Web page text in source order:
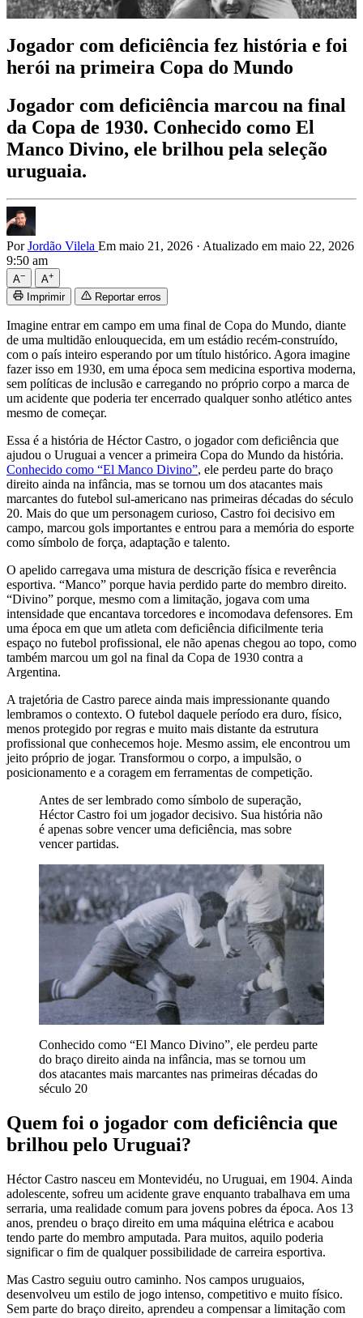
Jogador com deficiência fez história e foi
herói na primeira Copa do Mundo
Jogador com deficiência marcou na final
da Copa de 1930. Conhecido como El
Manco Divino, ele brilhou pela seleção
uruguaia.
PorJordão Vilela Em maio 21, 2026 · Atualizado em maio 22, 2026
9:50 am
A− A+
Imprimir Reportar erros
Imagine entrar em campo em uma final de Copa do Mundo, diante
de uma multidão enlouquecida, em um estádio recém-construído,
com o país inteiro esperando por um título histórico. Agora imagine
fazer isso em 1930, em uma época sem medicina esportiva moderna,
sem políticas de inclusão e carregando no próprio corpo a marca de
um acidente que poderia ter encerrado qualquer sonho atlético antes
mesmo de começar.
Essa é a história de Héctor Castro, o jogador com deficiência que
ajudou o Uruguai a vencer a primeira Copa do Mundo da história.
Conhecido como “El Manco Divino”, ele perdeu parte do braço
direito ainda na infância, mas se tornou um dos atacantes mais
marcantes do futebol sul-americano nas primeiras décadas do século
20. Mais do que um personagem curioso, Castro foi decisivo em
campo, marcou gols importantes e entrou para a memória do esporte
como símbolo de força, adaptação e talento.
O apelido carregava uma mistura de descrição física e reverência
esportiva. “Manco” porque havia perdido parte do membro direito.
“Divino” porque, mesmo com a limitação, jogava com uma
intensidade que encantava torcedores e incomodava defensores. Em
uma época em que um atleta com deficiência dificilmente teria
espaço no futebol profissional, ele não apenas chegou ao topo, como
também marcou um gol na final da Copa de 1930 contra a
Argentina.
A trajetória de Castro parece ainda mais impressionante quando
lembramos o contexto. O futebol daquele período era duro, físico,
menos protegido por regras e muito mais distante da estrutura
profissional que conhecemos hoje. Mesmo assim, ele encontrou um
jeito próprio de jogar. Transformou o corpo, a impulsão, o
posicionamento e a coragem em ferramentas de competição.
Antes de ser lembrado como símbolo de superação,
Héctor Castro foi um jogador decisivo. Sua história não
é apenas sobre vencer uma deficiência, mas sobre
vencer partidas.
Conhecido como “El Manco Divino”, ele perdeu parte
do braço direito ainda na infância, mas se tornou um
dos atacantes mais marcantes nas primeiras décadas do
século 20
Quem foi o jogador com deficiência que
brilhou pelo Uruguai?
Héctor Castro nasceu em Montevidéu, no Uruguai, em 1904. Ainda
adolescente, sofreu um acidente grave enquanto trabalhava em uma
serraria, uma realidade comum para jovens pobres da época. Aos 13
anos, prendeu o braço direito em uma máquina elétrica e acabou
tendo parte do membro amputada. Para muitos, aquilo poderia
significar o fim de qualquer possibilidade de carreira esportiva.
Mas Castro seguiu outro caminho. Nos campos uruguaios,
desenvolveu um estilo de jogo intenso, competitivo e muito físico.
Sem parte do braço direito, aprendeu a compensar a limitação com